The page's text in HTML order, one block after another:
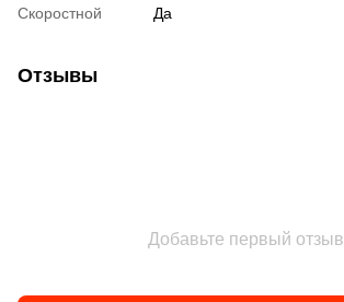
Скоростной Да
Отзывы
Добавьте первый отзыв